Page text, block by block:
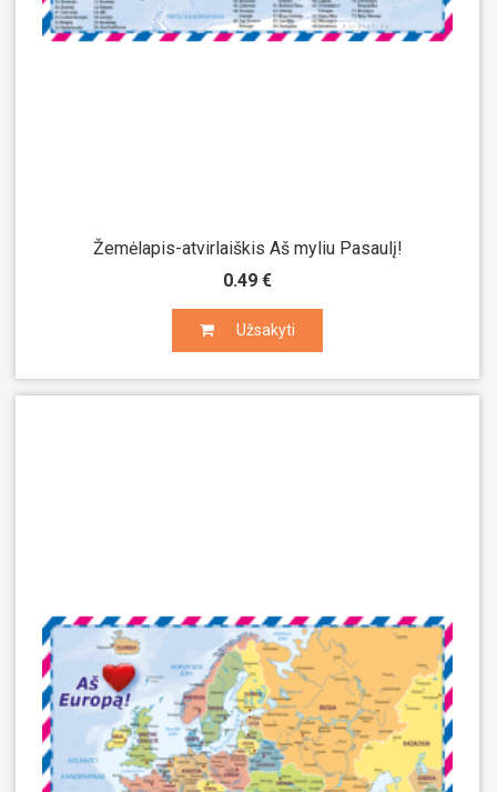
Žemėlapis-atvirlaiškis Aš myliu Pasaulį!
0.49 €
Užsakyti
Užsakyti